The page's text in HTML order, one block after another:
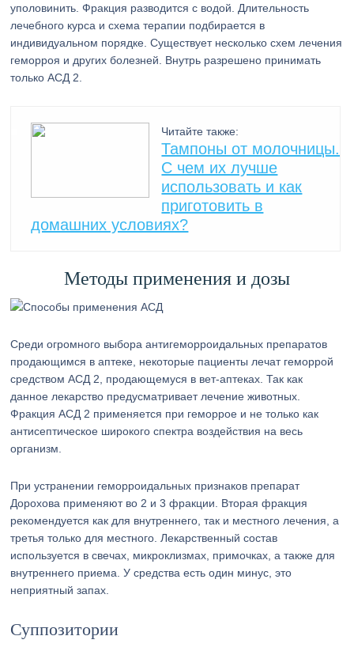
уполовинить. Фракция разводится с водой. Длительность
лечебного курса и схема терапии подбирается в
индивидуальном порядке. Существует несколько схем лечения
геморроя и других болезней. Внутрь разрешено принимать
только АСД 2.
Читайте также:
Тампоны от молочницы.
С чем их лучше
использовать и как
приготовить в
домашних условиях?
Методы применения и дозы
Среди огромного выбора антигеморроидальных препаратов
продающимся в аптеке, некоторые пациенты лечат геморрой
средством АСД 2, продающемуся в вет-аптеках. Так как
данное лекарство предусматривает лечение животных.
Фракция АСД 2 применяется при геморрое и не только как
антисептическое широкого спектра воздействия на весь
организм.
При устранении геморроидальных признаков препарат
Дорохова применяют во 2 и 3 фракции. Вторая фракция
рекомендуется как для внутреннего, так и местного лечения, а
третья только для местного. Лекарственный состав
используется в свечах, микроклизмах, примочках, а также для
внутреннего приема. У средства есть один минус, это
неприятный запах.
Суппозитории